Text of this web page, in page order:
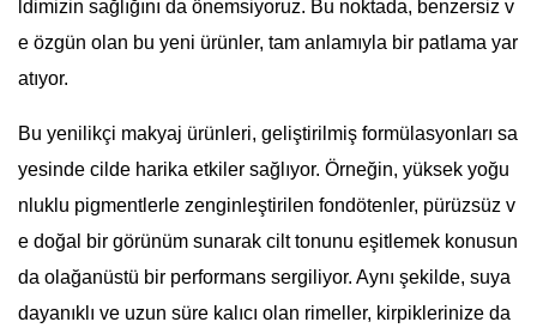
ldimizin sağlığını da önemsiyoruz. Bu noktada, benzersiz v
e özgün olan bu yeni ürünler, tam anlamıyla bir patlama yar
atıyor.
Bu yenilikçi makyaj ürünleri, geliştirilmiş formülasyonları sa
yesinde cilde harika etkiler sağlıyor. Örneğin, yüksek yoğu
nluklu pigmentlerle zenginleştirilen fondötenler, pürüzsüz v
e doğal bir görünüm sunarak cilt tonunu eşitlemek konusun
da olağanüstü bir performans sergiliyor. Aynı şekilde, suya
dayanıklı ve uzun süre kalıcı olan rimeller, kirpiklerinize da